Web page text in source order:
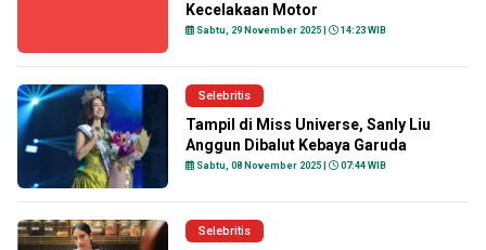
Kecelakaan Motor
Sabtu, 29 November 2025 | 14:23 WIB
Selebritis
Tampil di Miss Universe, Sanly Liu
Anggun Dibalut Kebaya Garuda
Sabtu, 08 November 2025 | 07:44 WIB
Selebritis